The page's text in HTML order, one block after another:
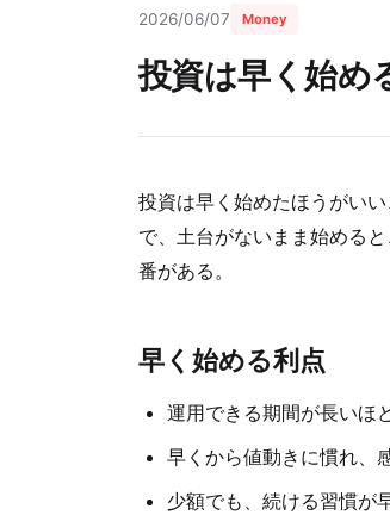
2026/06/07 Money
投資は早く始め
投資は早く始めたほうがい
で、土台がないまま始める
番がある。
早く始める利点
運用できる期間が長いほ
早くから値動きに慣れ、
少額でも、続ける習慣が